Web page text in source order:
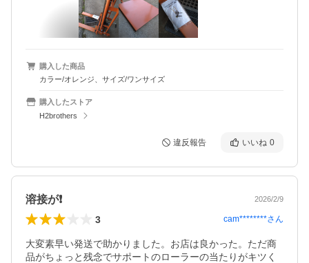
購入した商品
カラー/オレンジ、サイズ/ワンサイズ
購入したストア
H2brothers
違反報告 いいね 0
溶接が❗ 2026/2/9
3 cam********さん
大変素早い発送で助かりました。お店は良かった。ただ商
品がちょっと残念でサポートのローラーの当たりがキツく